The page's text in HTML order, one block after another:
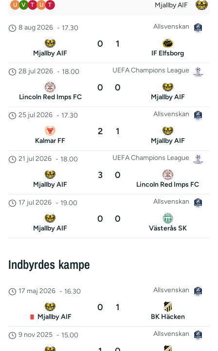
Mjallby AIF
U V T U T
Allsvenskan
8 aug 2026 - 17.30
Mjallby AIF
0 1
IF Elfsborg
UEFA Champions League
28 jul 2026 - 18.00
Lincoln Red Imps FC
0 0
Mjallby AIF
Allsvenskan
25 jul 2026 - 17.30
Kalmar FF
2 1
Mjallby AIF
UEFA Champions League
21 jul 2026 - 18.00
Mjallby AIF
3 0
Lincoln Red Imps FC
Allsvenskan
17 jul 2026 - 19.00
Mjallby AIF
0 0
Västerås SK
Indbyrdes kampe
Allsvenskan
17 maj 2026 - 16.30
Mjallby AIF
0 1
BK Häcken
Allsvenskan
9 nov 2025 - 15.00